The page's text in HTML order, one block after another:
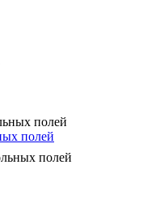
полей
полей